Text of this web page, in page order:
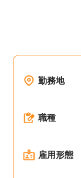
勤務地
職種
雇用形態